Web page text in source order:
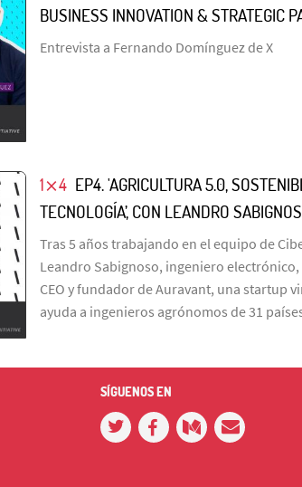
BUSINESS INNOVATION & STRATEGIC
Entrevista a Fernando Domínguez de X
1⨯4 EP4. 'AGRICULTURA 5.0,
TECNOLOGÍA’, CON LEANDRO
Tras 5 años trabajando en el equipo de
Leandro Sabignoso, ingeniero
CEO y fundador de Auravant, una startup
ayuda a ingenieros agrónomos de 31
SÍGUENOS EN